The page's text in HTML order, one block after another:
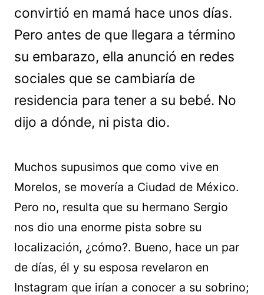
convirtió en mamá hace unos días.
Pero antes de que llegara a término
su embarazo, ella anunció en redes
sociales que se cambiaría de
residencia para tener a su bebé. No
dijo a dónde, ni pista dio.
Muchos supusimos que como vive en
Morelos, se movería a Ciudad de México.
Pero no, resulta que su hermano Sergio
nos dio una enorme pista sobre su
localización, ¿cómo?. Bueno, hace un par
de días, él y su esposa revelaron en
Instagram que irían a conocer a su sobrino;